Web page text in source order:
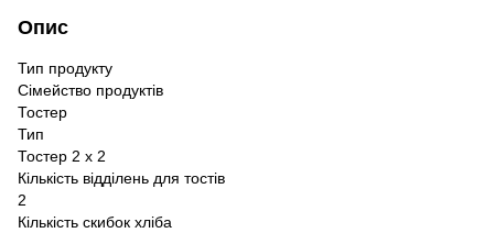
Опис
Тип продукту
Сімейство продуктів
Тостер
Тип
Тостер 2 х 2
Кількість відділень для тостів
2
Кількість скибок хліба